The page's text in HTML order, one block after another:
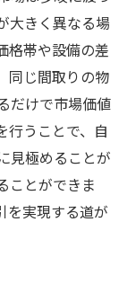
大きく異なる場
格帯や設備の差
同じ間取りの物
だけで市場価値
行うことで、自
見極めることが
ことができま
を実現する道が